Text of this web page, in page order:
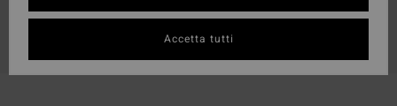
Accetta tutti